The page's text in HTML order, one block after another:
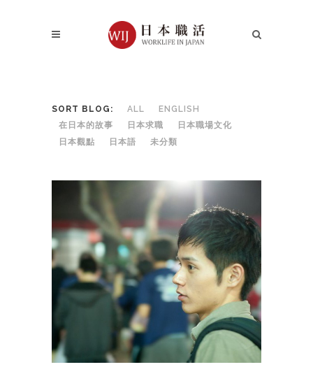
SORT BLOG: ALL
ENGLISH
在日本的故事
日本求職
日本職場文化
日本觀點
日本語 未分類